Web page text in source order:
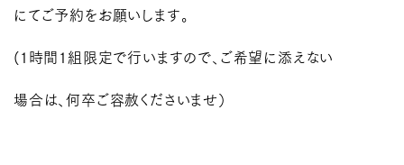
にてご予約をお願いします。
(1時間1組限定で行いますので、ご希望に添えない
場合は、何卒ご容赦くださいませ）